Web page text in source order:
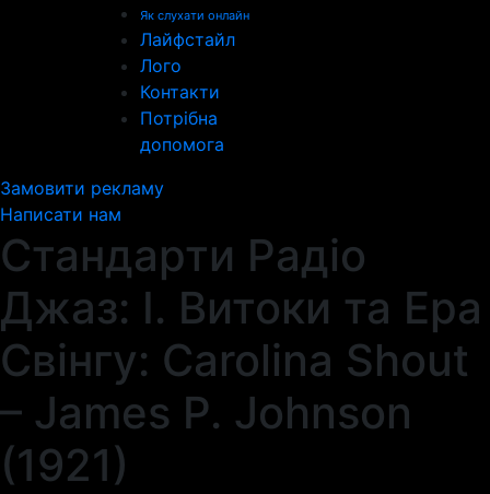
Як слухати онлайн
Лайфстайл
Лого
Контакти
Потрібна
допомога
Замовити рекламу
Написати нам
Стандарти Радіо
Джаз: I. Витоки та Ера
Свінгу: Carolina Shout
– James P. Johnson
(1921)